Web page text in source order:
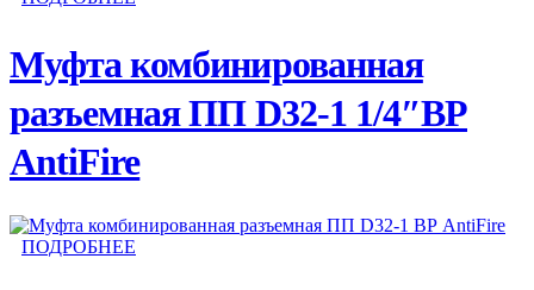
Муфта комбинированная
разъемная ПП D32-1 1/4″ВР
AntiFire
ПОДРОБНЕЕ